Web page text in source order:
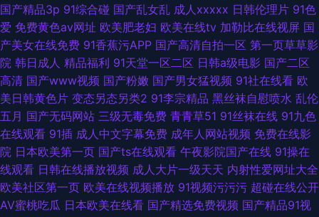
国产精品3p 91综合碰 国产乱女乱 成人xxxxx 日韩伦理片 91色
爱 免费黄色av网址 欧美肥老妇 欧美在线tv 加勒比在线视屏 国
产美女在线免费 91香蕉污APP 国产高清自拍一区 第一页草草影
院 韩日成人 精品福利 91天堂一区二区 日韩a级电影 国产二区
高清 国产www视频 国产粉嫩 国产男女猛视频 91社在线看 欧
美日韩黄色片 变态另态另类2 91李宗精品 黑丝袜自慰喷水 乱伦
五月 国产无码网站 三级无毒免费 青青草51 91丝袜在线 91九色
在线观看 91插 成人中文字幕免费 成年人网站视频 免费在线影
院 日本欧美第一页 国产ts在线观看 午夜影院国产在线 91操在
线观看 日韩在线播放视频 成人大片一级天天 内射性爱网址大全
欧美社区第一页 欧美在线视频播放 91视频污污污 超碰在线公开
AV蜜桃吃瓜 日本欧美在线看 国产精选免费视频 国产精品91视